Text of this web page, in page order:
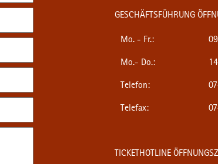
GESCHÄFTSFÜHRUNG
Mo. - Fr.:
Mo.- Do.:
Telefon:
Telefax:
TICKETHOTLINE